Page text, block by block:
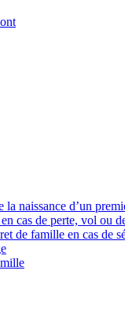
la naissance d’un
cas de perte, vol ou
de famille en cas de